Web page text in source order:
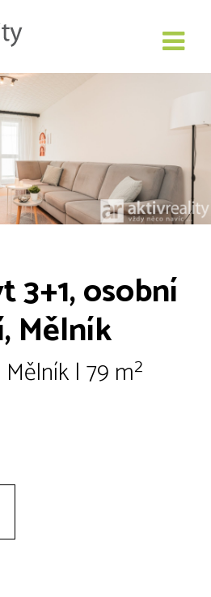
3+1, osobní
Mělník
| 79 m²